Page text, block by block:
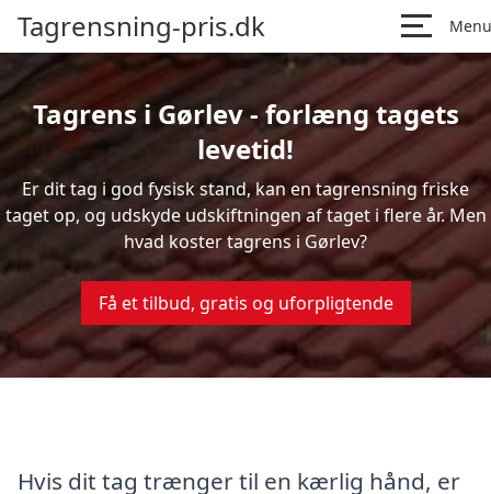
Tagrensning-pris.dk Menu
Tagrens i Gørlev - forlæng tagets
levetid!
Er dit tag i god fysisk stand, kan en tagrensning friske
taget op, og udskyde udskiftningen af taget i flere år. Men
hvad koster tagrens i Gørlev?
Få et tilbud, gratis og uforpligtende
Hvis dit tag trænger til en kærlig hånd, er